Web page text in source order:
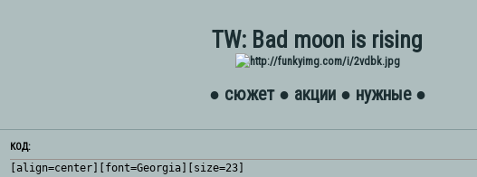
TW: Bad moon is rising
● сюжет ● акции ● нужные ●
КОД:
[align=center][font=Georgia][size=23]